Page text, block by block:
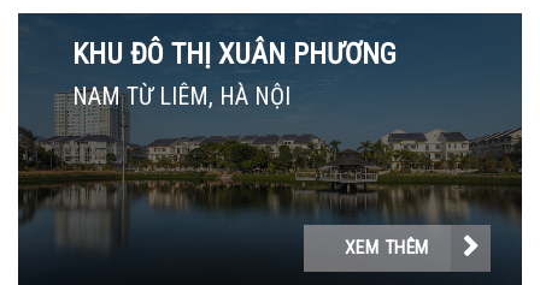
KHU ĐÔ THỊ XUÂN PHƯƠNG
NAM TỪ LIÊM, HÀ NỘI
XEM THÊM